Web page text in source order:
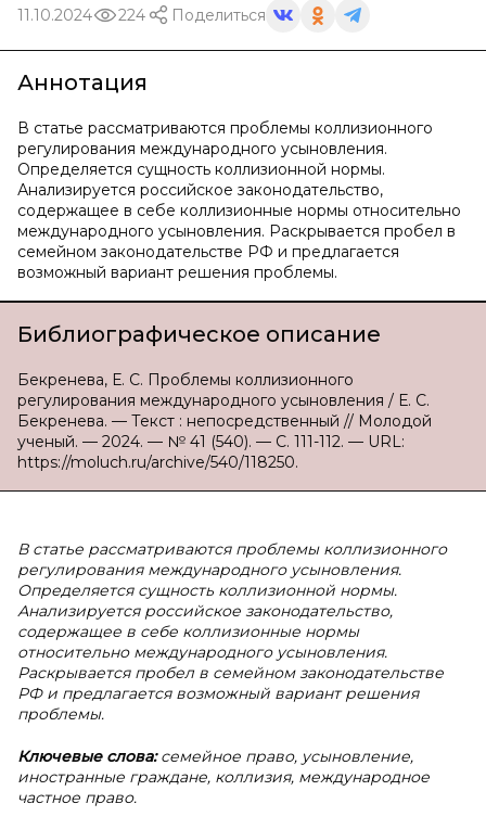
11.10.2024 224 Поделиться
Аннотация
В статье рассматриваются проблемы коллизионного
регулирования международного усыновления.
Определяется сущность коллизионной нормы.
Анализируется российское законодательство,
содержащее в себе коллизионные нормы относительно
международного усыновления. Раскрывается пробел в
семейном законодательстве РФ и предлагается
возможный вариант решения проблемы.
Библиографическое описание
Бекренева, Е. С. Проблемы коллизионного
регулирования международного усыновления / Е. С.
Бекренева. — Текст : непосредственный // Молодой
ученый. — 2024. — № 41 (540). — С. 111-112. — URL:
https://moluch.ru/archive/540/118250.
В статье рассматриваются проблемы коллизионного
регулирования международного усыновления.
Определяется сущность коллизионной нормы.
Анализируется российское законодательство,
содержащее в себе коллизионные нормы
относительно международного усыновления.
Раскрывается пробел в семейном законодательстве
РФ и предлагается возможный вариант решения
проблемы.
Ключевые слова:семейное право, усыновление,
иностранные граждане, коллизия, международное
частное право.